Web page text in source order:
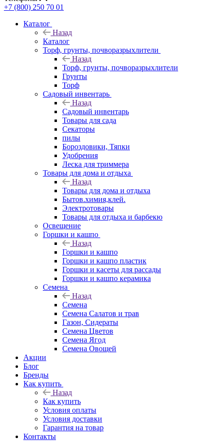
+7 (800) 250 70 01
Каталог
Назад
Каталог
Торф, грунты, почворазрыхлители
Назад
Торф, грунты, почворазрыхлители
Грунты
Торф
Садовый инвентарь
Назад
Садовый инвентарь
Товары для сада
Секаторы
пилы
Бороздовики, Тяпки
Удобрения
Леска для триммера
Товары для дома и отдыха
Назад
Товары для дома и отдыха
Бытов.химия,клей.
Электротовары
Товары для отдыха и барбекю
Освещение
Горшки и кашпо
Назад
Горшки и кашпо
Горшки и кашпо пластик
Горшки и касеты для рассады
Горшки и кашпо керамика
Семена
Назад
Семена
Семена Салатов и трав
Газон, Сидераты
Семена Цветов
Семена Ягод
Семена Овощей
Акции
Блог
Бренды
Как купить
Назад
Как купить
Условия оплаты
Условия доставки
Гарантия на товар
Контакты